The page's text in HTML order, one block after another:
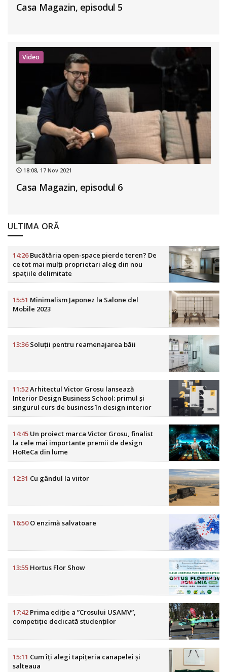
Casa Magazin, episodul 5
Video
18:08, 17 Nov 2021
Casa Magazin, episodul 6
ULTIMA ORĂ
14:26Bucătăria open-space pierde teren? De
ce tot mai mulți proprietari aleg din nou
spațiile delimitate
15:51 Minimalism Japonez la Salone del
Mobile 2023
13:36Soluții pentru reamenajarea băii
11:52Arhitectul Victor Grosu lansează
Interior Design Business School: primul și
singurul curs de business în design interior
din România
14:45 Un proiect marca Victor Grosu, finalist
la cele mai importante premii de design
HoReCa din lume
12:31 Cu gândul la viitor
16:50O enzimă salvatoare
13:55 Hortus Flor Show
17:42 Prima ediție a ”Crosului USAMV”,
competiție dedicată studenților
15:11 Cum îți alegi tapițeria canapelei și
salteaua